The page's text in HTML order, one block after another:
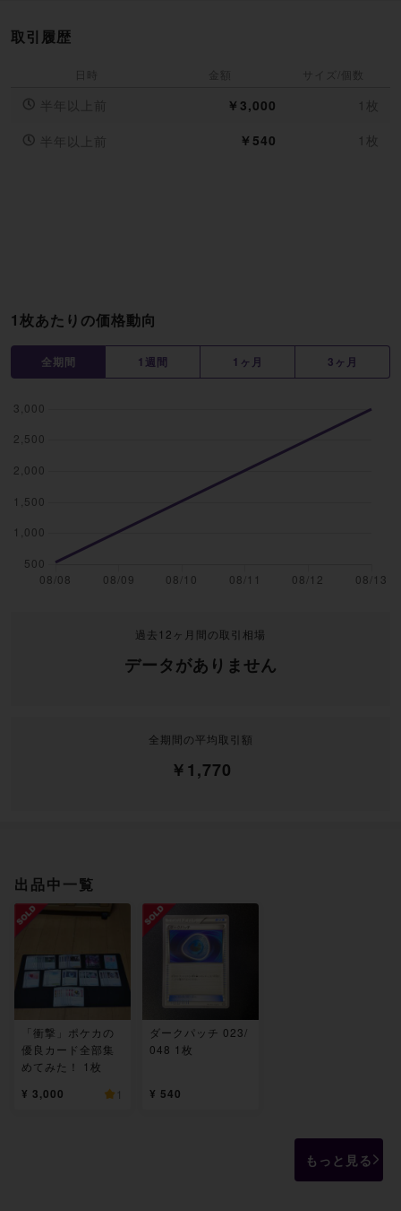
1枚あたりの価格動向
全期間 1週間 1ヶ月 3ヶ月
過去12ヶ月間の取引相場
データがありません
全期間の平均取引額
￥1,770
取引履歴
日時 金額 サイズ/個数
半年以上前 ￥3,000
1枚
半年以上前
￥540 1枚
出品中一覧
「衝撃」ポケカの
優良カード全部集
めてみた！ 1枚
¥ 3,000 1
ダークパッチ 023/
048 1枚
¥ 540
もっと見る